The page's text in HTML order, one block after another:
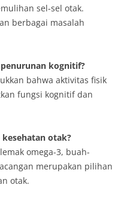
sel-sel otak.
berbagai masalah
kognitif?
bahwa aktivitas fisik
fungsi kognitif dan
otak?
omega-3, buah-
merupakan pilihan
otak.